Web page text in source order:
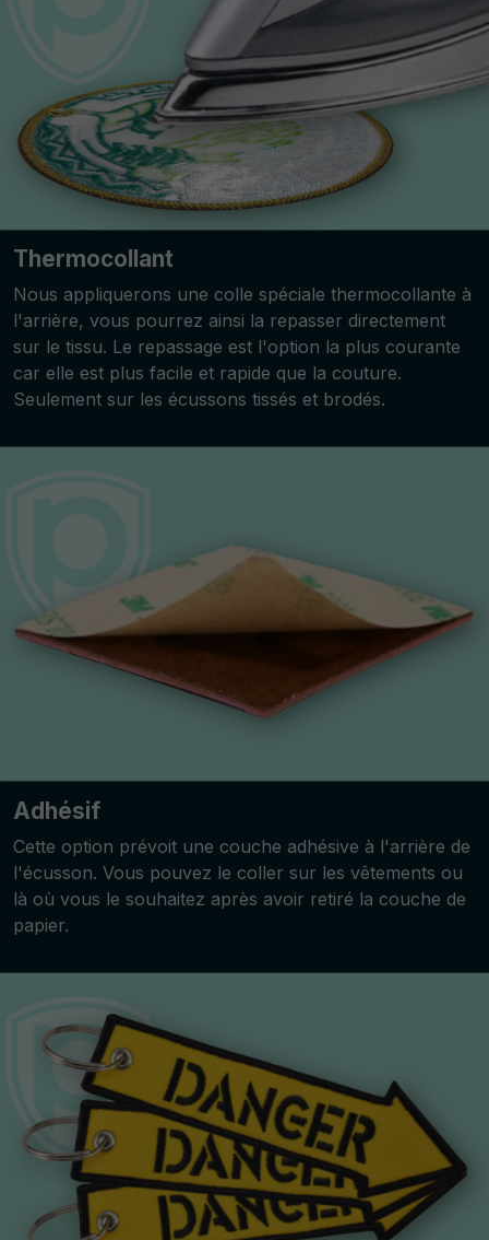
Thermocollant
Nous appliquerons une colle spéciale thermocollante à
l'arrière, vous pourrez ainsi la repasser directement
sur le tissu. Le repassage est l'option la plus courante
car elle est plus facile et rapide que la couture.
Seulement sur les écussons tissés et brodés.
Adhésif
Cette option prévoit une couche adhésive à l'arrière de
l'écusson. Vous pouvez le coller sur les vêtements ou
là où vous le souhaitez après avoir retiré la couche de
papier.